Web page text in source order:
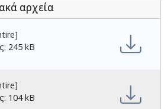
αρχεία
245 kB
104 kB